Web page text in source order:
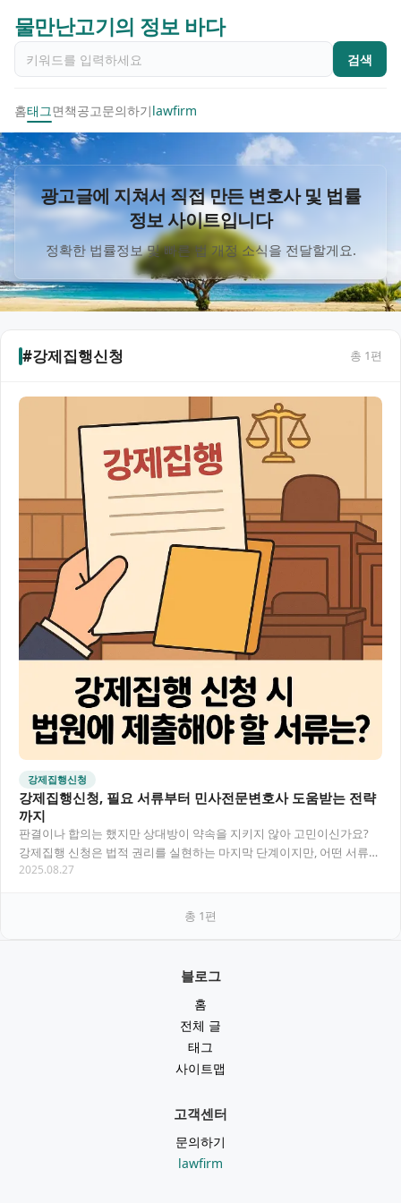
물만난고기의 정보 바다
검색
홈태그면책공고문의하기lawfirm
광고글에 지쳐서 직접 만든 변호사 및 법률
정보 사이트입니다
정확한 법률정보 및 빠른 법 개정 소식을 전달할게요.
#강제집행신청 총 1편
강제집행신청
강제집행신청, 필요 서류부터 민사전문변호사 도움받는 전략
까지
판결이나 합의는 했지만 상대방이 약속을 지키지 않아 고민이신가요?
강제집행 신청은 법적 권리를 실현하는 마지막 단계이지만, 어떤 서류를
준비해야 할지, 민사전문변호사의 도움은 언제…
2025.08.27
총 1편
블로그
홈
전체 글
태그
사이트맵
고객센터
문의하기
lawfirm